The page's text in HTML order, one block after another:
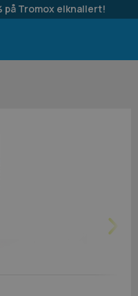
på Tromox elknallert!